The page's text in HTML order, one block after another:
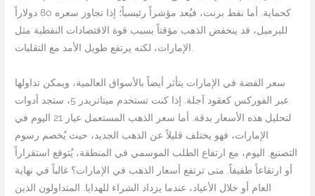
كحماية. أما نفط برنت، فيُعد مؤشراً رئيسياً؛ إذا تجاوز سعره 80 دولاراً
للبرميل، قد ينخفض الذهب مؤقتاً بسبب قوة الاقتصادات النفطية مثل
الإمارات، لكنه يرتفع طويل الأمد مع التقلبات.
سعر الفضة في الإمارات يتأثر أيضاً بالأسواق العالمية، ويمكن تداولها
عبر الفوركس كعقود آجلة. إذا كنت تستخدم ميتاتريدر 5، ستجد أدوات
لتحليل هذه الأسعار بدقة. أما سعر الذهب المستعمل عيار 21 اليوم في
الإمارات، فهو يختلف قليلاً عن الذهب الجديد، حيث يُخصم رسوم
التصنيع. اليوم، مع ارتفاع الطلب الموسمي في المنطقة، يُتوقع استقراراً
أو ارتفاعاً طفيفاً. متى ترتفع أسعار الذهب في الإمارات؟ غالباً في نهاية
العام أو خلال الأعياد، عندما يزداد الشراء للهدايا. المتداولون الذين